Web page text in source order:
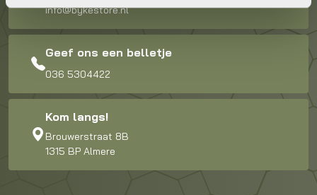
info@bykestore.nl
Geef ons een belletje
036 5304422
Kom langs!
Brouwerstraat 8B
1315 BP Almere